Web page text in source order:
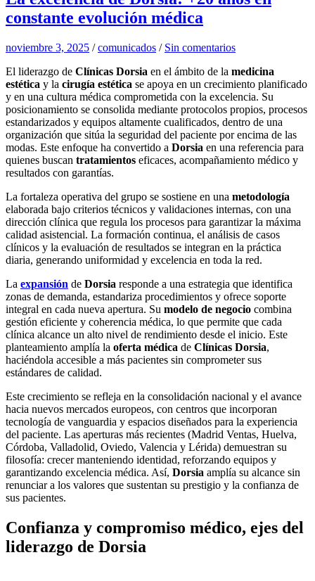
constante evolución médica
noviembre 3, 2025 /comunicados / Sin comentarios
El liderazgo de Clínicas Dorsia en el ámbito de la medicina
estética y la cirugía estética se apoya en un crecimiento planificado
y en una cultura médica comprometida con la excelencia. Su
posicionamiento se consolida mediante protocolos propios, procesos
estandarizados y equipos altamente cualificados, dentro de una
organización que sitúa la seguridad del paciente por encima de las
modas. Este enfoque ha convertido a Dorsia en una referencia para
quienes buscan tratamientos eficaces, acompañamiento médico y
resultados con garantías.
La fortaleza operativa del grupo se sostiene en una metodología
elaborada bajo criterios técnicos y validaciones internas, con una
dirección clínica que regula los procesos para garantizar la máxima
calidad asistencial. La formación continua, el análisis de casos
clínicos y la evaluación de resultados se integran en la práctica
diaria, generando uniformidad y excelencia en toda la red.
La expansión de Dorsia responde a una estrategia que identifica
zonas de demanda, estandariza procedimientos y ofrece soporte
integral en cada nueva apertura. Su modelo de negocio combina
gestión eficiente y coherencia médica, lo que permite que cada
clínica alcance un alto nivel de rendimiento desde el inicio. Este
planteamiento amplía la oferta médica de Clínicas Dorsia,
haciéndola accesible a más pacientes sin comprometer sus
estándares de calidad.
Este crecimiento se refleja en la consolidación nacional y el avance
hacia nuevos mercados europeos, con centros que incorporan
tecnología de vanguardia y espacios diseñados para la experiencia
del paciente. Las aperturas más recientes (Madrid Ventas, Huelva,
Córdoba, Valladolid, Oviedo, Valencia y Lérida) demuestran su
filosofía: crecer manteniendo identidad, reforzando equipos y
garantizando excelencia médica. Así, Dorsia amplía su alcance sin
renunciar a los valores que sustentan su prestigio y la confianza de
sus pacientes.
Confianza y compromiso médico, ejes del
liderazgo de Dorsia